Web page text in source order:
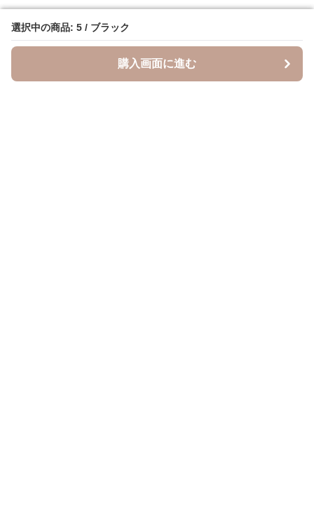
選択中の商品: 5 / ブラック
購入画面に進む
選択中の商品: 5 / ブラック
購入画面に進む